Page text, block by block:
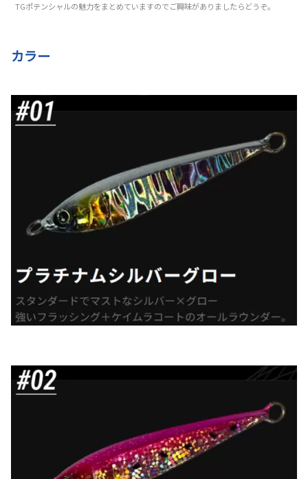
TGポテンシャルの魅力をまとめていますのでご興味がありましたらどうぞ。
カラー